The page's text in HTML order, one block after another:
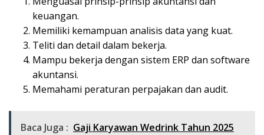
keuangan.
Memiliki kemampuan analisis data yang kuat.
Teliti dan detail dalam bekerja.
Mampu bekerja dengan sistem ERP dan software
akuntansi.
Memahami peraturan perpajakan dan audit.
Baca Juga : Gaji Karyawan Wedrink Tahun 2025